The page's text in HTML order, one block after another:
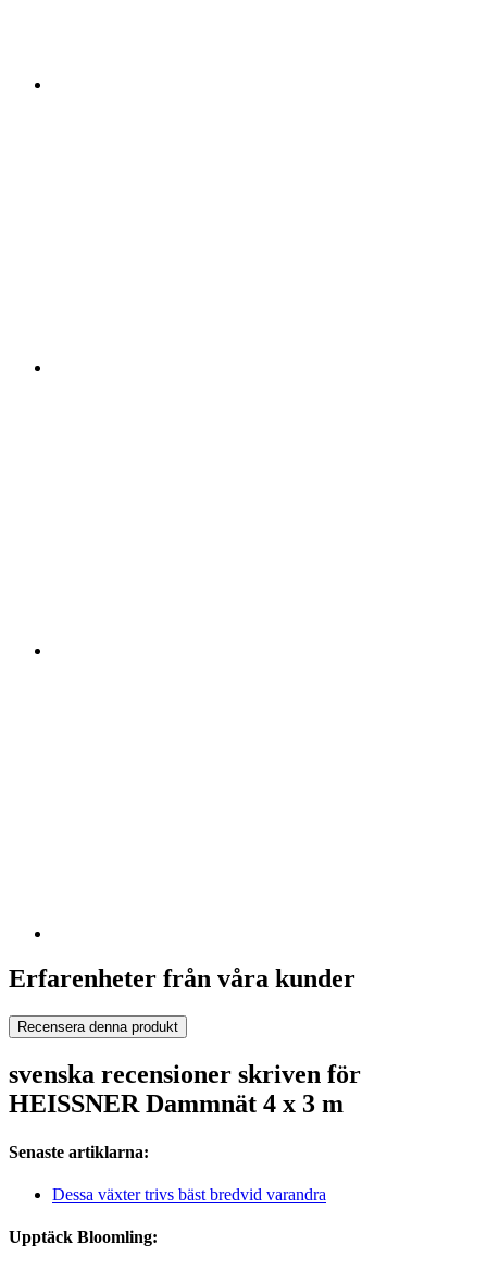
Erfarenheter från våra kunder
Recensera denna produkt
svenska recensioner skriven för
HEISSNER Dammnät 4 x 3 m
Senaste artiklarna:
Dessa växter trivs bäst bredvid varandra
Upptäck Bloomling: